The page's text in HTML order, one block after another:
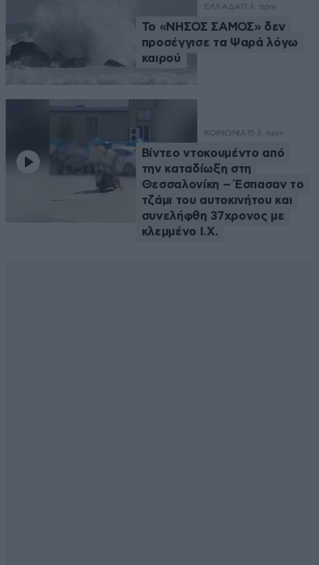
ΕΛΛΑΔΑ 11 λ. πριν
Το «ΝΗΣΟΣ ΣΑΜΟΣ» δεν
προσέγγισε τα Ψαρά λόγω
καιρού
ΚΟΙΝΩΝΙΑ 15 λ. πριν
Βίντεο ντοκουμέντο από
την καταδίωξη στη
Θεσσαλονίκη – Έσπασαν το
τζάμι του αυτοκινήτου και
συνελήφθη 37χρονος με
κλεμμένο Ι.Χ.